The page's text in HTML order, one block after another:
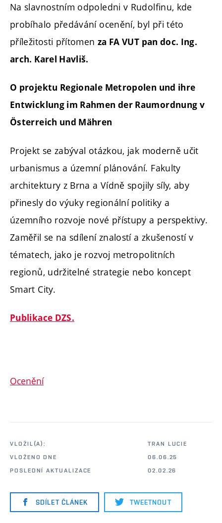
Na slavnostním odpoledni v Rudolfinu, kde
probíhalo předávání ocenění, byl při této
příležitosti přítomen za FA VUT pan doc. Ing.
arch. Karel Havliš.
O projektu Regionale Metropolen und ihre
Entwicklung im Rahmen der Raumordnung v
Österreich und Mähren
Projekt se zabýval otázkou, jak moderně učit
urbanismus a územní plánování. Fakulty
architektury z Brna a Vídně spojily síly, aby
přinesly do výuky regionální politiky a
územního rozvoje nové přístupy a perspektivy.
Zaměřil se na sdílení znalostí a zkušeností v
tématech, jako je rozvoj metropolitních
regionů, udržitelné strategie nebo koncept
Smart City.
Publikace DZS.
Ocenění
VLOŽIL(A):
TRAN LUCIE
VLOŽENO DNE
06.06.25
POSLEDNÍ AKTUALIZACE
02.02.26
SDÍLET ČLÁNEK TWEETNOUT